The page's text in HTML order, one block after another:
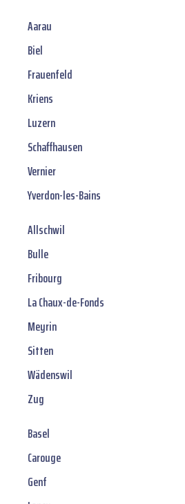
Aarau
Biel
Frauenfeld
Kriens
Luzern
Schaffhausen
Vernier
Yverdon-les-Bains
Allschwil
Bulle
Fribourg
La Chaux-de-Fonds
Meyrin
Sitten
Wädenswil
Zug
Basel
Carouge
Genf